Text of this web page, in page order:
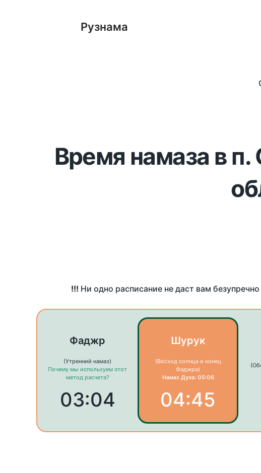
Рузнама
Время намаза в
!!! Ни одно расписание не даст вам
Фаджр
(Утренний намаз)
Почему мы используем этот
метод расчета?
03:04
Шурук
(Восход солнца и конец
Фаджра)
Намаз Духа: 05:06
04:45